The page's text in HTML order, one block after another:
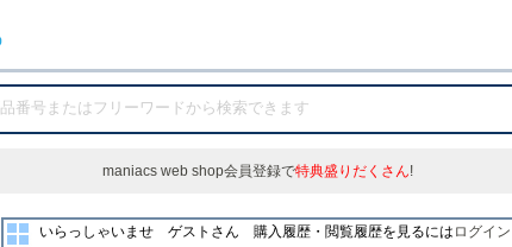
maniacs web shop会員登録で特典盛りだくさん!
いらっしゃいませ ゲストさん 購入履歴・閲覧履歴を見るには ログイン